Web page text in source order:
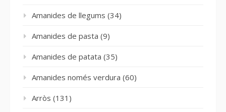
Amanides de llegums (34)
Amanides de pasta (9)
Amanides de patata (35)
Amanides només verdura (60)
Arròs (131)